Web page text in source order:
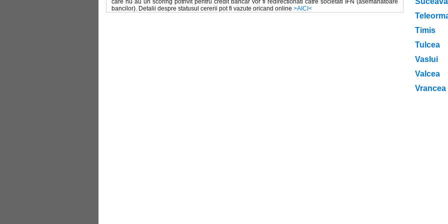
care nu au un scoring potrivit pentru credit bancar vor fi redirectionati catre societati IFN (asemanatoare
bancilor). Detalii despre statusul cererii pot fi vazute oricand online >AICI<
Timis
Tulcea
Vaslui
Valcea
Vrancea